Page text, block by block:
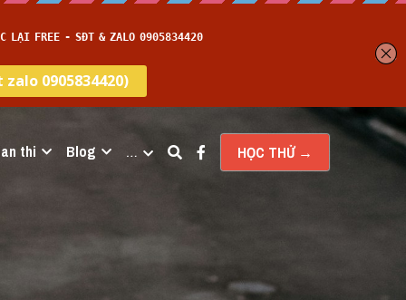
thi Blog … HỌC THỬ →